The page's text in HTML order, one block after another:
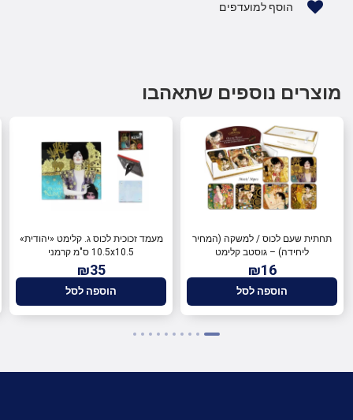
הוסף למועדפים
מוצרים נוספים שתאהבו
תחתית שעם לכוס / למשקה (המחיר
ליחידה) – גוסטב קלימט
₪16
הוספה לסל
מעמד זכוכית לכוס ג. קלימט «יהודית»
10.5x10.5 ס"מ קרמני
₪35
הוספה לסל